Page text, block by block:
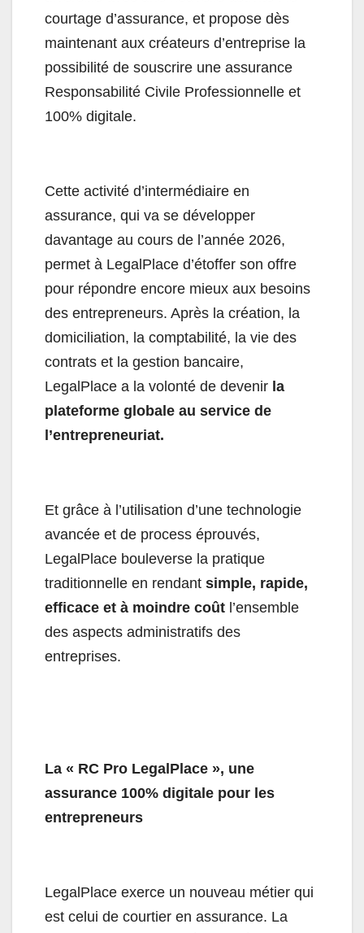
courtage d’assurance, et propose dès
maintenant aux créateurs d’entreprise la
possibilité de souscrire une assurance
Responsabilité Civile Professionnelle et
100% digitale.
Cette activité d’intermédiaire en
assurance, qui va se développer
davantage au cours de l’année 2026,
permet à LegalPlace d’étoffer son offre
pour répondre encore mieux aux besoins
des entrepreneurs. Après la création, la
domiciliation, la comptabilité, la vie des
contrats et la gestion bancaire,
LegalPlace a la volonté de devenir la
plateforme globale au service de
l’entrepreneuriat.
Et grâce à l’utilisation d’une technologie
avancée et de process éprouvés,
LegalPlace bouleverse la pratique
traditionnelle en rendant simple, rapide,
efficace et à moindre coût l’ensemble
des aspects administratifs des
entreprises.
La « RC Pro LegalPlace », une
assurance 100% digitale pour les
entrepreneurs
LegalPlace exerce un nouveau métier qui
est celui de courtier en assurance. La